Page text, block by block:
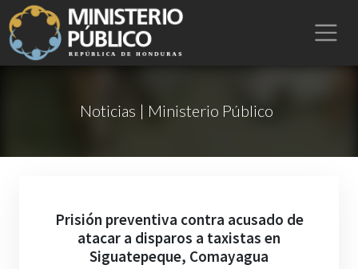
Noticias | Ministerio Público
Prisión preventiva contra acusado de
atacar a disparos a taxistas en
Siguatepeque, Comayagua